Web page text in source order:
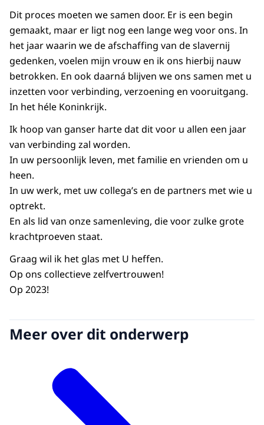
Dit proces moeten we samen door. Er is een begin
gemaakt, maar er ligt nog een lange weg voor ons. In
het jaar waarin we de afschaffing van de slavernij
gedenken, voelen mijn vrouw en ik ons hierbij nauw
betrokken. En ook daarná blijven we ons samen met u
inzetten voor verbinding, verzoening en vooruitgang.
In het héle Koninkrijk.
Ik hoop van ganser harte dat dit voor u allen een jaar
van verbinding zal worden.
In uw persoonlijk leven, met familie en vrienden om u
heen.
In uw werk, met uw collega’s en de partners met wie u
optrekt.
En als lid van onze samenleving, die voor zulke grote
krachtproeven staat.
Graag wil ik het glas met U heffen.
Op ons collectieve zelfvertrouwen!
Op 2023!
Meer over dit onderwerp